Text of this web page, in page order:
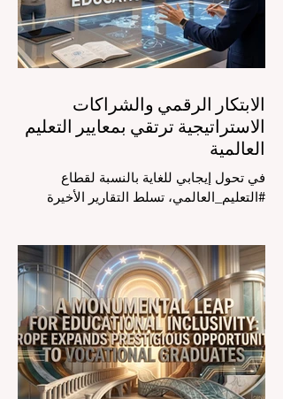
البارز، الذي عُقد في لحظة حاسمة، أن إعطاء
الأولوية لرفع #جودة_التعليم هو المحفز
الأساسي وال
الابتكار الرقمي والشراكات
الاستراتيجية ترتقي بمعايير التعليم
العالمية
في تحول إيجابي للغاية بالنسبة لقطاع
#التعليم_العالمي، تسلط التقارير الأخيرة
الفصول الدراسية في جميع أنحاء العالم، وهو
أمر يثير اهتماماً كبيراً في الأوساط الأكاديمية
العربية التي تسعى للريادة. إن الدمج السريع
لمساعدي #الذكاء_الاصطناعي المتخصصين
والمصممين خصيصاً للمعلمين يُحدث ثورة
حقيقية في مهنة التدريس. ومن خلال الأتمتة
الناجحة للمهام الإدارية التي تستغرق وقتاً
طويلاً، تبشر هذه الأدوات المتقدمة بعصر